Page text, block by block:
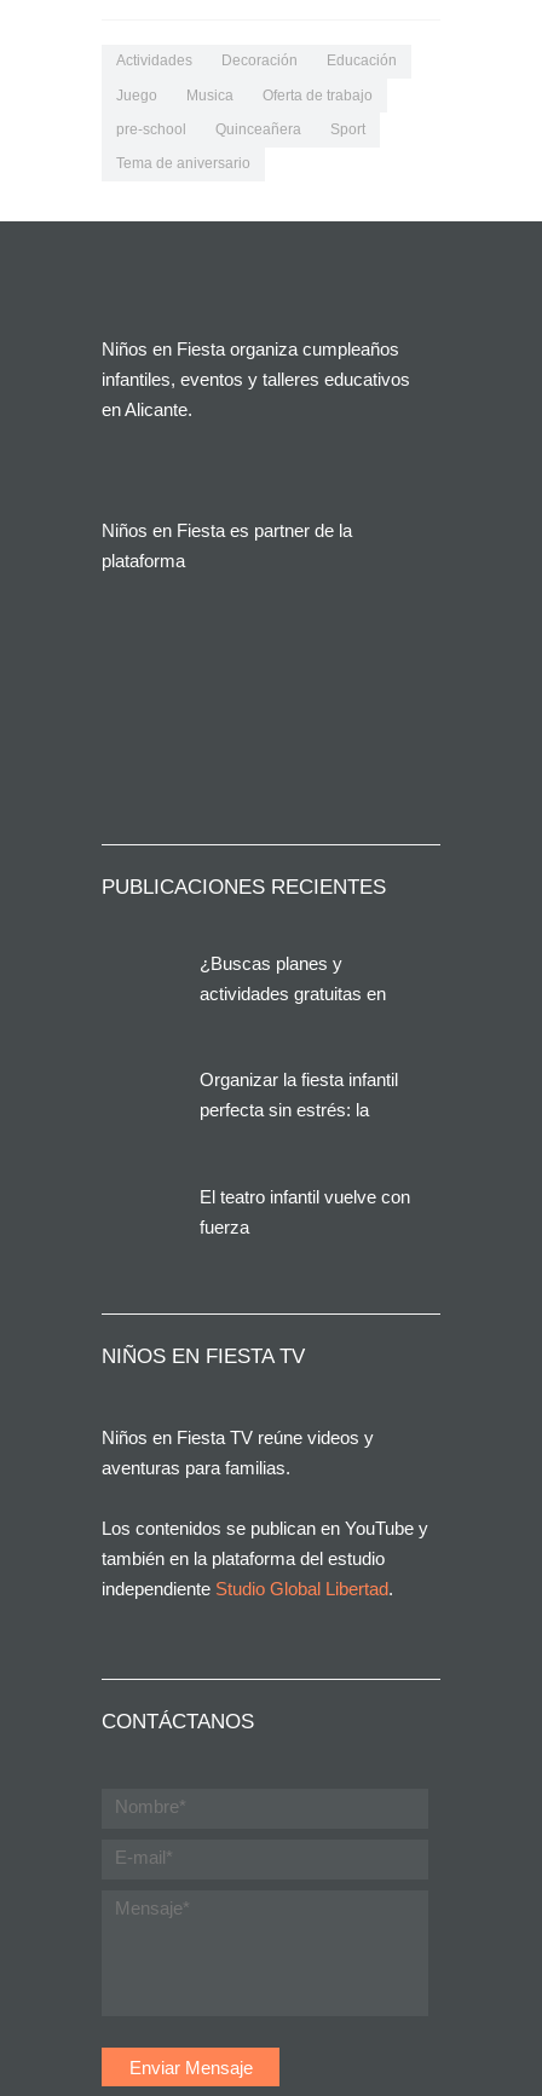
Actividades Decoración Educación
Juego Musica Oferta de trabajo
pre-school Quinceañera Sport
Tema de aniversario
Niños en Fiesta organiza cumpleaños
infantiles, eventos y talleres educativos
en Alicante.
Niños en Fiesta es partner de la
plataforma
PUBLICACIONES RECIENTES
¿Buscas planes y
actividades gratuitas en
Organizar la fiesta infantil
perfecta sin estrés: la
El teatro infantil vuelve con
fuerza
NIÑOS EN FIESTA TV
Niños en Fiesta TV reúne videos y
aventuras para familias.
Los contenidos se publican en YouTube y
también en la plataforma del estudio
independiente Studio Global Libertad.
CONTÁCTANOS